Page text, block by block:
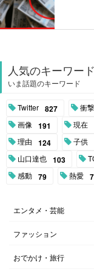
人気のキーワード
いま話題のキーワード
Twitter 827 衝撃
画像 191 現在
理由 124 子供
山口達也 103
感動 79 熱愛
エンタメ・芸能
ファッション
おでかけ・旅行